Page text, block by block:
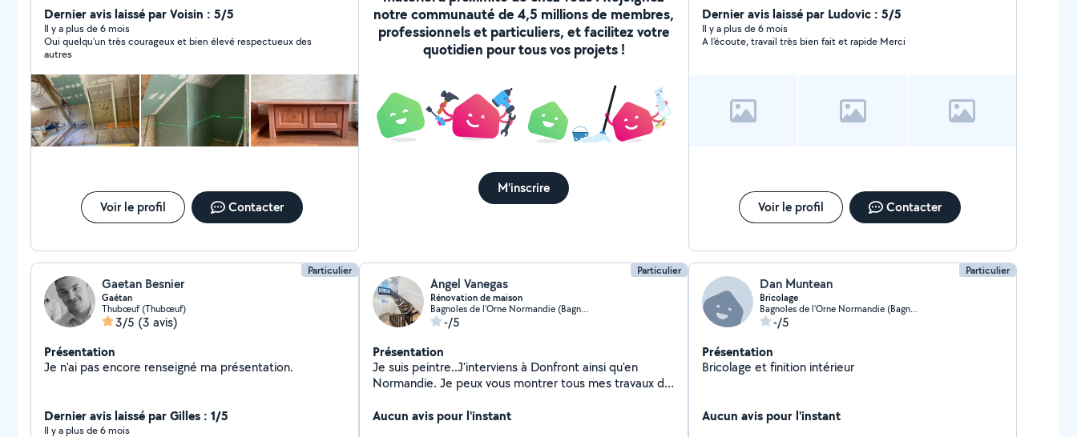
Dernier avis laissé par Voisin : 5/5
Il y a plus de 6 mois
Oui quelqu'un très courageux et bien élevé respectueux des
autres
Voir le profil Contacter
notre communauté de 4,5 millions de membres,
professionnels et particuliers, et facilitez votre
quotidien pour tous vos projets !
M'inscrire
Dernier avis laissé par Ludovic : 5/5
Il y a plus de 6 mois
A l'écoute, travail très bien fait et rapide Merci
Voir le profil Contacter
Particulier
Gaetan Besnier
Gaétan
Thubœuf (Thubœuf)
3/5 (3 avis)
Présentation
Je n'ai pas encore renseigné ma présentation.
Dernier avis laissé par Gilles : 1/5
Il y a plus de 6 mois
Particulier
Angel Vanegas
Rénovation de maison
Bagnoles de l'Orne Normandie (Bagnoles de l'Orne Normandie)
-/5
Présentation
Je suis peintre..J'interviens à Donfront ainsi qu'en
Normandie. Je peux vous montrer tous mes travaux de
Aucun avis pour l'instant
Particulier
Dan Muntean
Bricolage
Bagnoles de l'Orne Normandie (Bagnoles de l'Orne Normandie)
-/5
Présentation
Bricolage et finition intérieur
Aucun avis pour l'instant